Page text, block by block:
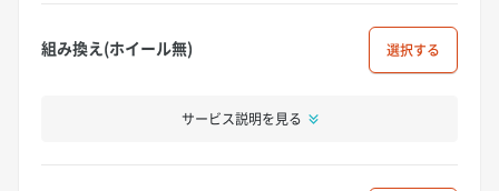
組み換え(ホイール無) 選択
サービス説明を見る